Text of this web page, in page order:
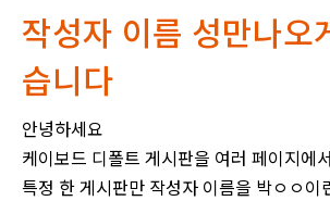
작성자 이름 성만나오
습니다
안녕하세요
케이보드 디폴트 게시판을 여러 페이지에
특정 한 게시판만 작성자 이름을 박ㅇㅇ이